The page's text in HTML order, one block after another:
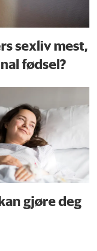
sexliv mest,
fødsel?
gjøre deg